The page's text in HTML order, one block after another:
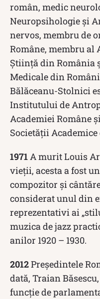
român, medic
Neuropsihologie și
nervos, membru de
Române, membru al
Știință din România
Medicale din
Bălăceanu-Stolnici
Institutului de
Academiei Române
Societății
1971 A murit Louis
vieții, acesta a fost
compozitor și
considerat unul din
reprezentativi ai
muzica de jazz
anilor 1920 – 1930.
2012Președintele
dată, Traian
funcție de